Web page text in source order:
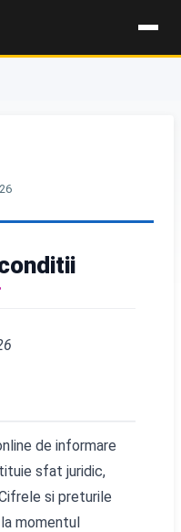
de informare
sfat juridic,
si preturile
momentul